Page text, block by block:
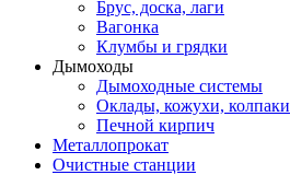
Брус, доска, лаги
Вагонка
Клумбы и грядки
Дымоходы
Дымоходные системы
Оклады, кожухи, колпаки
Печной кирпич
Металлопрокат
Очистные станции